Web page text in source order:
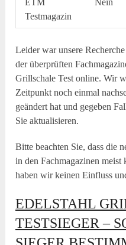
ETM
Testmagazin
Nein
Leider war unsere
der überprüften
Grillschale Test online. Wir
Zeitpunkt noch einmal
geändert hat und gegeben
Sie aktualisieren.
Bitte beachten Sie, dass die
in den Fachmagazinen
haben wir keinen Einfluss
EDELSTAHL
TESTSIEGER –